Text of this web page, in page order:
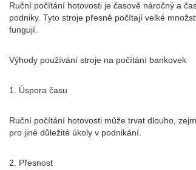
Ruční počítání hotovosti je časově náročný a
podniky. Tyto stroje přesně počítají velké
fungují.
Výhody používání stroje na počítání bankovek
1. Úspora času
Ruční počítání hotovosti může trvat dlouho,
pro jiné důležité úkoly v podnikání.
2. Přesnost